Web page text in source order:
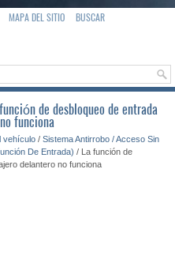
MAPA DEL SITIO BUSCAR
de desbloqueo de entrada
funciona
vehículo / Sistema Antirrobo / Acceso Sin
De Entrada) / La función de
delantero no funciona